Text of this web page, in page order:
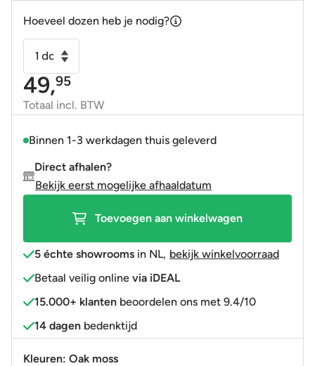
Hoeveel dozen heb je nodig?
Verticale
handvorm
moss
donkergroen
5x40
49,95
Totaal incl. BTW
Binnen 1-3 werkdagen thuis geleverd
Direct afhalen?
Bekijk eerst mogelijke afhaaldatum
Toevoegen aan winkelwagen
5 échte showrooms in NL, bekijk winkelvoorraad
Betaal veilig online via iDEAL
15.000+ klanten beoordelen ons met 9.4/10
14 dagen bedenktijd
Kleuren: Oak moss